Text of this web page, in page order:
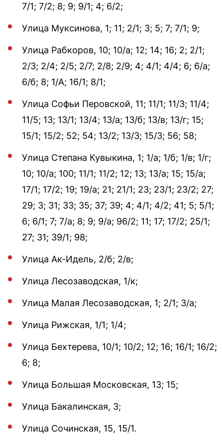
7/1; 7/2; 8; 9; 9/1; 4; 6/2;
Улица Муксинова, 1; 11; 2/1; 3; 5; 7; 7/1; 9;
Улица Рабкоров, 10; 10/а; 12; 14; 16; 2; 2/1;
2/3; 2/4; 2/5; 2/7; 2/8; 2/9; 4; 4/1; 4/4; 6; 6/а;
6/б; 8; 1/А; 16/1; 8/1;
Улица Софьи Перовской, 11; 11/1; 11/3; 11/4;
11/5; 13; 13/1; 13/4; 13/а; 13/б; 13/в; 13/г; 15;
15/1; 15/2; 52; 54; 13/2; 13/3; 15/3; 56; 58;
Улица Степана Кувыкина, 1; 1/а; 1/б; 1/в; 1/г;
10; 10/а; 100; 11/1; 11/2; 12; 13; 13/а; 15; 15/а;
17/1; 17/2; 19; 19/а; 21; 21/1; 23; 23/1; 23/2; 27;
29; 3; 31; 33; 35; 37; 39; 4; 4/1; 4/2; 41; 5; 5/1;
6; 6/1; 7; 7/а; 8; 9; 9/а; 96/2; 11; 17; 17/2; 25/1;
27; 31; 39/1; 98;
Улица Ак-Идель, 2/б; 2/в;
Улица Лесозаводская, 1/к;
Улица Малая Лесозаводская, 1; 2/1; 3/а;
Улица Рижская, 1/1; 1/4;
Улица Бехтерева, 10/1; 10/2; 12; 16; 16/1; 16/2;
6; 8;
Улица Большая Московская, 13; 15;
Улица Бакалинская, 3;
Улица Сочинская, 15, 15/1.